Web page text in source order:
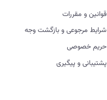
قوانین و مقررات
شرایط مرجوعی و بازگشت وجه
حریم خصوصی
پشتیبانی و پیگیری